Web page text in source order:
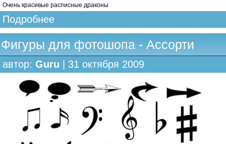
Очень красивые расписные драконы
Подробнее
Фигуры для фотошопа - Ассорти
автор: Guru | 31 октября 2009